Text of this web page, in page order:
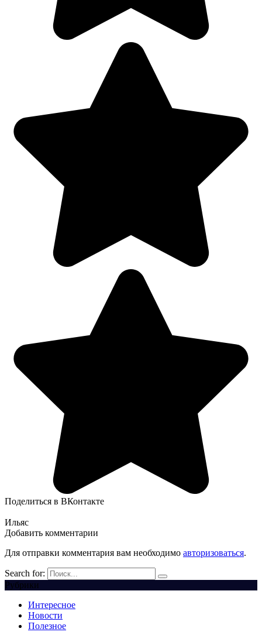
Поделиться в ВКонтакте
Ильяс
Добавить комментарии
Для отправки комментария вам необходимо авторизоваться.
Search for:
Рубрики
Интересное
Новости
Полезное